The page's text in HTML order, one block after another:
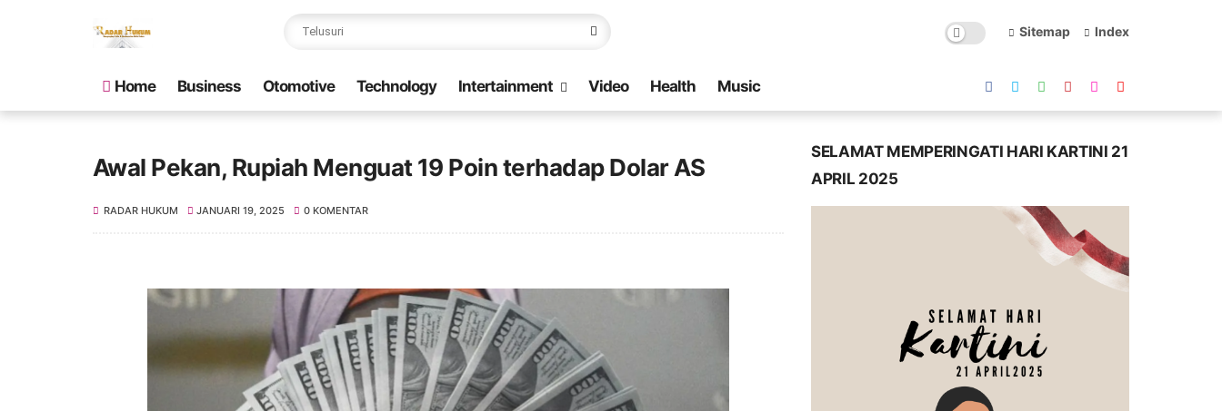
Sitemap Index
Home Business Otomotive Technology Intertainment Video Health Music
Awal Pekan, Rupiah Menguat 19 Poin terhadap Dolar AS
RADAR HUKUM JANUARI 19, 2025 0 KOMENTAR
SELAMAT MEMPERINGATI HARI KARTINI 21
APRIL 2025